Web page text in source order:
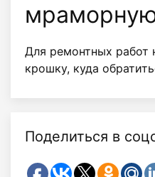
Для ремонтных работ
крошку, куда
Поделиться в